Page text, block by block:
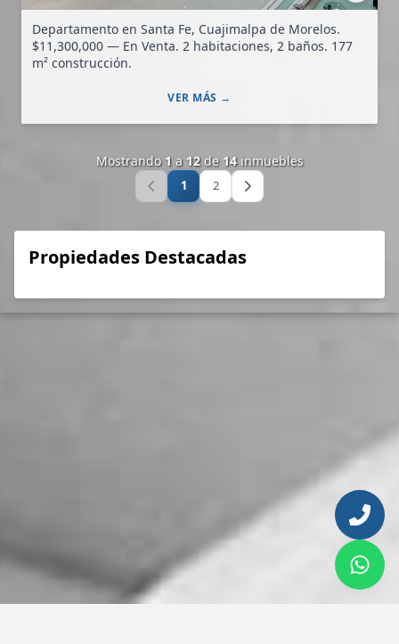
Departamento en Santa Fe, Cuajimalpa de Morelos.
$11,300,000 — En Venta. 2 habitaciones, 2 baños. 177
m² construcción.
VER MÁS →
Mostrando 1a 12de 14inmuebles
1 2
Propiedades Destacadas